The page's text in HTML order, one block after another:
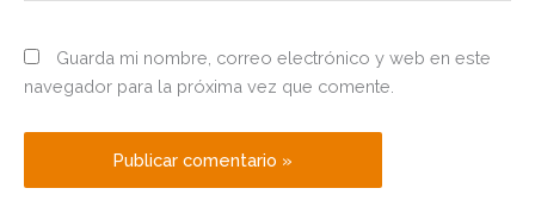
Guarda mi nombre, correo electrónico y web en este
navegador para la próxima vez que comente.